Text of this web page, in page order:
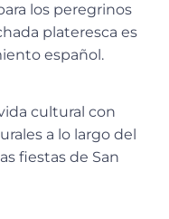
los peregrinos
plateresca es
español.
cultural con
a lo largo del
fiestas de San